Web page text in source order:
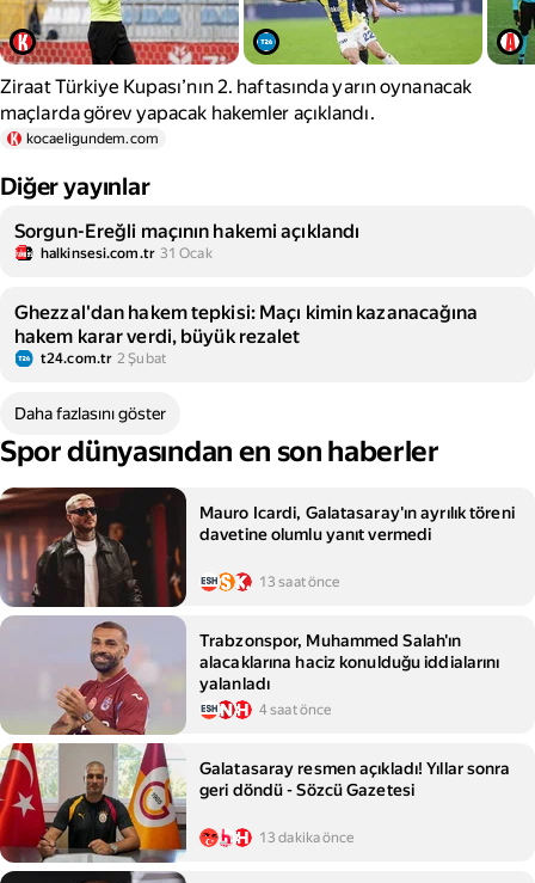
Ziraat Türkiye Kupası’nın 2. haftasında yarın oynanacak
maçlarda görev yapacak hakemler açıklandı.
kocaeligundem.com
Diğer yayınlar
Sorgun-Ereğli maçının hakemi açıklandı
halkinsesi.com.tr 31 Ocak
Ghezzal'dan hakem tepkisi: Maçı kimin kazanacağına
hakem karar verdi, büyük rezalet
t24.com.tr 2 Şubat
Daha fazlasını göster
Spor dünyasından en son haberler
Mauro Icardi, Galatasaray'ın ayrılık töreni
davetine olumlu yanıt vermedi
13 saat önce
Trabzonspor, Muhammed Salah'ın
alacaklarına haciz konulduğu iddialarını
yalanladı
4 saat önce
Galatasaray resmen açıkladı! Yıllar sonra
geri döndü - Sözcü Gazetesi
13 dakika önce